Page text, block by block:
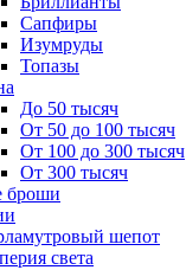
Сапфиры
Изумруды
Топазы
До 50 тысяч
От 50 до 100 тысяч
От 100 до 300 тысяч
От 300 тысяч
броши
шепот
света